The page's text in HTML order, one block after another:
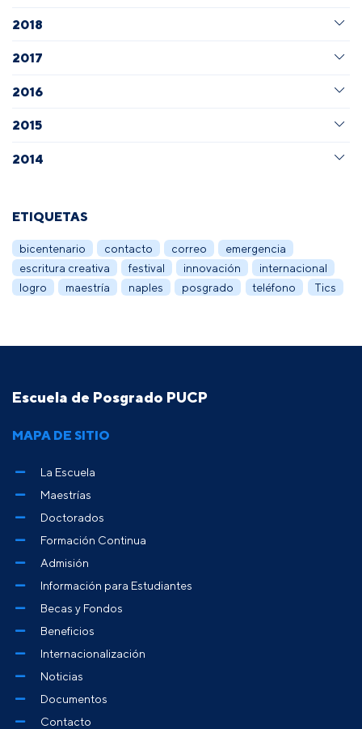
2018
2017
2016
2015
2014
ETIQUETAS
bicentenario contacto correo
emergencia
escritura creativa
festival innovación
internacional
logro
maestría naples posgrado teléfono Tics
Escuela de Posgrado PUCP
MAPA DE SITIO
La Escuela
Maestrías
Doctorados
Formación Continua
Admisión
Información para Estudiantes
Becas y Fondos
Beneficios
Internacionalización
Noticias
Documentos
Contacto